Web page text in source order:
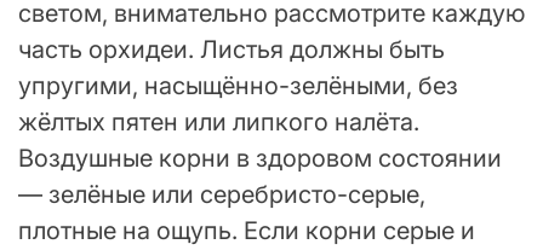
светом, внимательно рассмотрите каждую
часть орхидеи. Листья должны быть
упругими, насыщённо-зелёными, без
жёлтых пятен или липкого налёта.
Воздушные корни в здоровом состоянии
— зелёные или серебристо-серые,
плотные на ощупь. Если корни серые и